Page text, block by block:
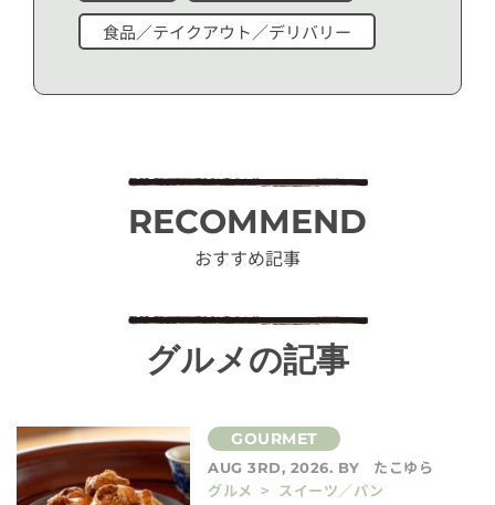
食品／テイクアウト／デリバリー
RECOMMEND
おすすめ記事
グルメの記事
AUG 3RD, 2026. BY
たこゆら
グルメ > スイーツ／パン